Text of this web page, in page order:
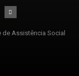
Assistência Social